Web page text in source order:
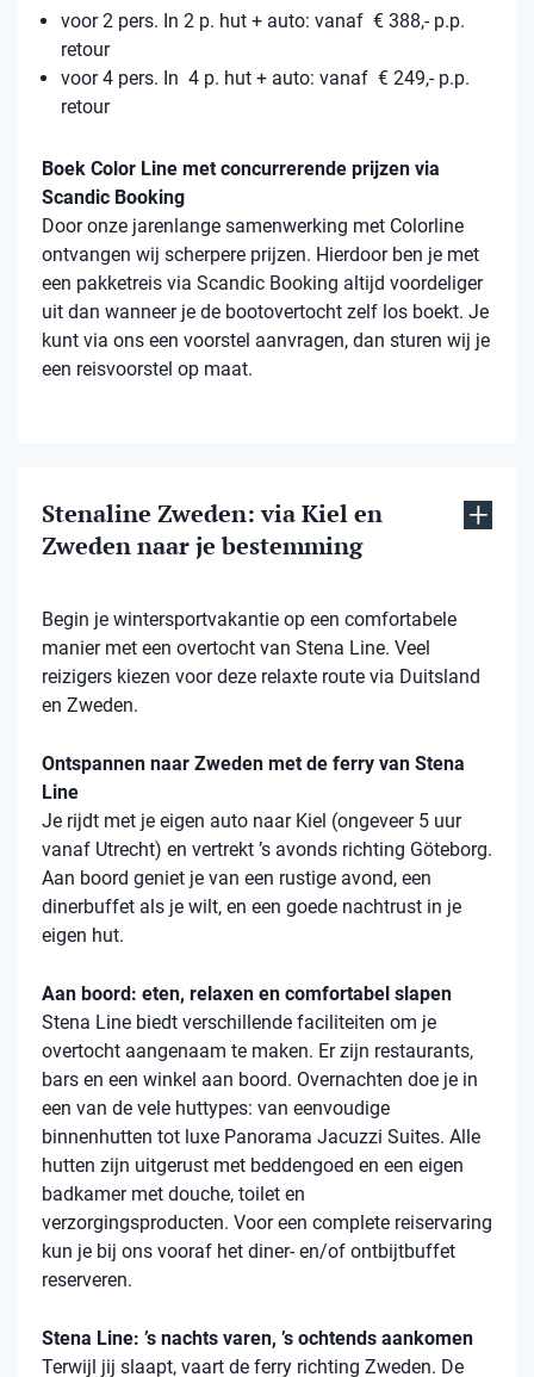
voor 2 pers. In 2 p. hut + auto: vanaf € 388,- p.p.
retour
voor 4 pers. In 4 p. hut + auto: vanaf € 249,- p.p.
retour
Boek Color Line met concurrerende prijzen via
Scandic Booking
Door onze jarenlange samenwerking met Colorline
ontvangen wij scherpere prijzen. Hierdoor ben je met
een pakketreis via Scandic Booking altijd voordeliger
uit dan wanneer je de bootovertocht zelf los boekt. Je
kunt via ons een voorstel aanvragen, dan sturen wij je
een reisvoorstel op maat.
Stenaline Zweden: via Kiel en
Zweden naar je bestemming
Begin je wintersportvakantie op een comfortabele
manier met een overtocht van Stena Line. Veel
reizigers kiezen voor deze relaxte route via Duitsland
en Zweden.
Ontspannen naar Zweden met de ferry van Stena
Line
Je rijdt met je eigen auto naar Kiel (ongeveer 5 uur
vanaf Utrecht) en vertrekt ’s avonds richting Göteborg.
Aan boord geniet je van een rustige avond, een
dinerbuffet als je wilt, en een goede nachtrust in je
eigen hut.
Aan boord: eten, relaxen en comfortabel slapen
Stena Line biedt verschillende faciliteiten om je
overtocht aangenaam te maken. Er zijn restaurants,
bars en een winkel aan boord. Overnachten doe je in
een van de vele huttypes: van eenvoudige
binnenhutten tot luxe Panorama Jacuzzi Suites. Alle
hutten zijn uitgerust met beddengoed en een eigen
badkamer met douche, toilet en
verzorgingsproducten. Voor een complete reiservaring
kun je bij ons vooraf het diner- en/of ontbijtbuffet
reserveren.
Stena Line: ’s nachts varen, ’s ochtends aankomen
Terwijl jij slaapt, vaart de ferry richting Zweden. De